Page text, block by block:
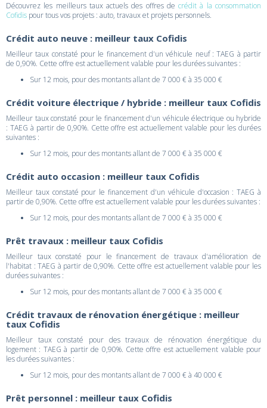
Découvrez les meilleurs taux actuels des offres decrédit à la consommation
Cofidis pour tous vos projets : auto, travaux et projets personnels.
Crédit auto neuve : meilleur taux Cofidis
Meilleur taux constaté pour le financement d'un véhicule neuf : TAEG à partir
de 0,90%. Cette offre est actuellement valable pour les durées suivantes :
Sur 12 mois, pour des montants allant de 7 000 € à 35 000 €
Crédit voiture électrique / hybride : meilleur taux Cofidis
Meilleur taux constaté pour le financement d'un véhicule électrique ou hybride
: TAEG à partir de 0,90%. Cette offre est actuellement valable pour les durées
suivantes :
Sur 12 mois, pour des montants allant de 7 000 € à 35 000 €
Crédit auto occasion : meilleur taux Cofidis
Meilleur taux constaté pour le financement d'un véhicule d'occasion : TAEG à
partir de 0,90%. Cette offre est actuellement valable pour les durées suivantes :
Sur 12 mois, pour des montants allant de 7 000 € à 35 000 €
Prêt travaux : meilleur taux Cofidis
Meilleur taux constaté pour le financement de travaux d'amélioration de
l'habitat : TAEG à partir de 0,90%. Cette offre est actuellement valable pour les
durées suivantes :
Sur 12 mois, pour des montants allant de 7 000 € à 35 000 €
Crédit travaux de rénovation énergétique : meilleur
taux Cofidis
Meilleur taux constaté pour des travaux de rénovation énergétique du
logement : TAEG à partir de 0,90%. Cette offre est actuellement valable pour
les durées suivantes :
Sur 12 mois, pour des montants allant de 7 000 € à 40 000 €
Prêt personnel : meilleur taux Cofidis